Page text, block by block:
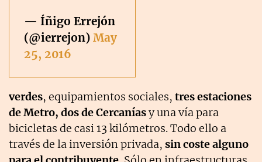
— Íñigo Errejón
(@ierrejon) May
25, 2016
verdes, equipamientos sociales, tres estaciones
de Metro, dos de Cercaníasy una vía para
bicicletas de casi 13 kilómetros. Todo ello a
través de la inversión privada, sin coste alguno